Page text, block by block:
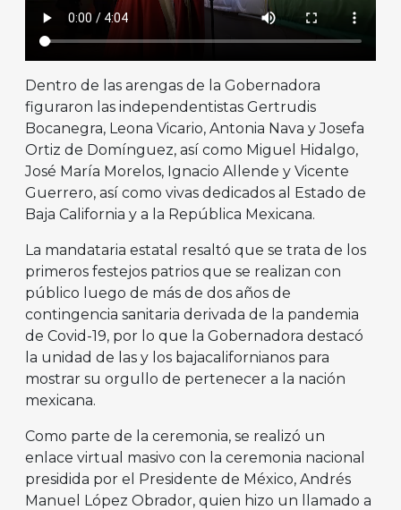
Dentro de las arengas de la Gobernadora
figuraron las independentistas Gertrudis
Bocanegra, Leona Vicario, Antonia Nava y Josefa
Ortiz de Domínguez, así como Miguel Hidalgo,
José María Morelos, Ignacio Allende y Vicente
Guerrero, así como vivas dedicados al Estado de
Baja California y a la República Mexicana.
La mandataria estatal resaltó que se trata de los
primeros festejos patrios que se realizan con
público luego de más de dos años de
contingencia sanitaria derivada de la pandemia
de Covid-19, por lo que la Gobernadora destacó
la unidad de las y los bajacalifornianos para
mostrar su orgullo de pertenecer a la nación
mexicana.
Como parte de la ceremonia, se realizó un
enlace virtual masivo con la ceremonia nacional
presidida por el Presidente de México, Andrés
Manuel López Obrador, quien hizo un llamado a